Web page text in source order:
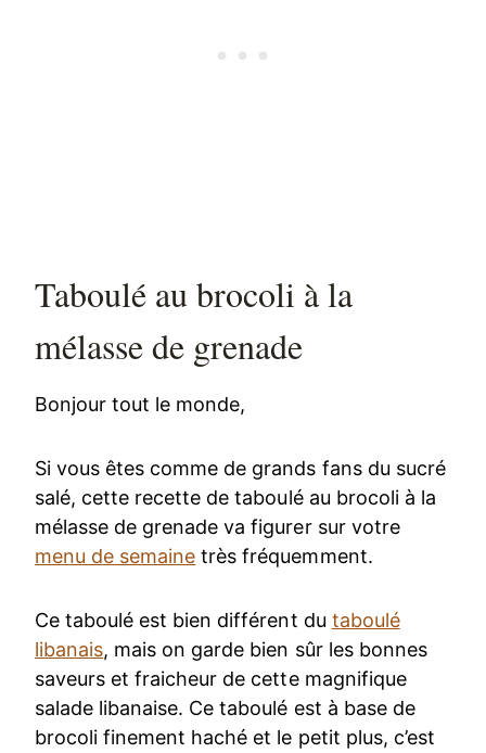
Taboulé au brocoli à la
mélasse de grenade
Bonjour tout le monde,
Si vous êtes comme de grands fans du sucré
salé, cette recette de taboulé au brocoli à la
mélasse de grenade va figurer sur votre
menu de semaine très fréquemment.
Ce taboulé est bien différent du taboulé
libanais, mais on garde bien sûr les bonnes
saveurs et fraicheur de cette magnifique
salade libanaise. Ce taboulé est à base de
brocoli finement haché et le petit plus, c’est